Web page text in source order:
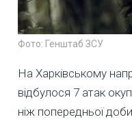
Фото: Генштаб ЗСУ
На Харківському
відбулося 7 атак
ніж попередньої